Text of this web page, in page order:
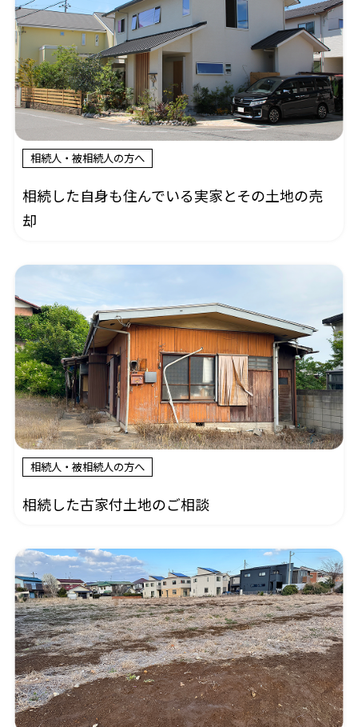
相続人・被相続人の方へ
相続した自身も住んでいる実家とその土地の売
却
相続人・被相続人の方へ
相続した古家付土地のご相談